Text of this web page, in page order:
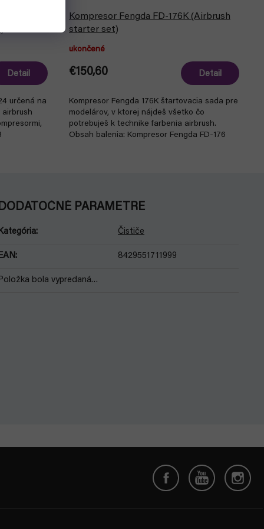
Detail
určená na
airbrush
Kompresor Fengda FD-176K (Airbrush
starter set)
ukončené
€150,60 Detail
Kompresor Fengda 176K štartovacia sada pre
modelárov, v ktorej nájdeš všetko čo
potrebuješ k technike farbenia airbrush.
Obsah balenia: Kompresor Fengda FD-176
PARAMETRE
: Čističe
: 8429551711999
bola vypredaná…